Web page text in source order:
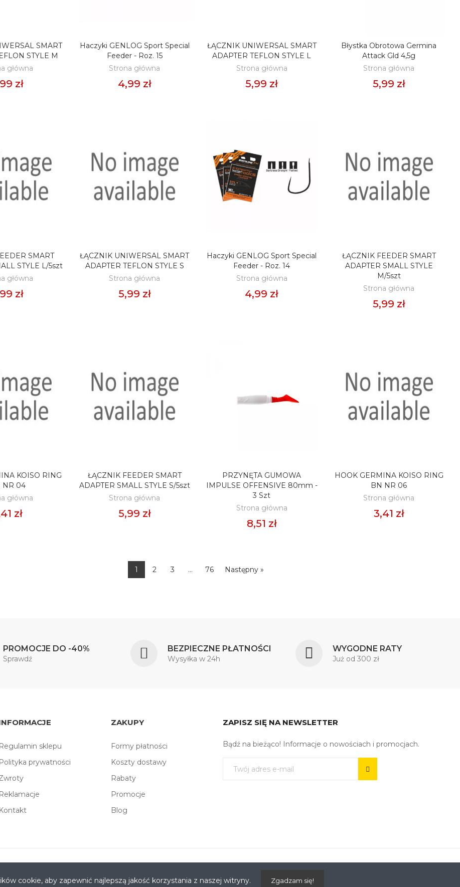
KOSZYKASMART
STYLE M
główna
zł
DODAJ DO KOSZYKA
Haczyki GENLOG Sport Special
Feeder - Roz. 15
Strona główna
4,99 zł
DODAJ DO KOSZYKA
ŁĄCZNIK UNIWERSAL SMART
ADAPTER TEFLON STYLE L
Strona główna
5,99 zł
DODAJ DO KOSZYKA
Błystka Obrotowa Germina
Attack Gld 4,5g
Strona główna
5,99 zł
KOSZYKA
SMART
STYLE L/5szt
główna
zł
DODAJ DO KOSZYKA
ŁĄCZNIK UNIWERSAL SMART
ADAPTER TEFLON STYLE S
Strona główna
5,99 zł
DODAJ DO KOSZYKA
Haczyki GENLOG Sport Special
Feeder - Roz. 14
Strona główna
4,99 zł
DODAJ DO KOSZYKA
ŁĄCZNIK FEEDER SMART
ADAPTER SMALL STYLE
M/5szt
Strona główna
5,99 zł
KOSZYKA
KOISO RING
NR 04
główna
zł
DODAJ DO KOSZYKA
ŁĄCZNIK FEEDER SMART
ADAPTER SMALL STYLE S/5szt
Strona główna
5,99 zł
DODAJ DO KOSZYKA
PRZYNĘTA GUMOWA
IMPULSE OFFENSIVE 80mm -
3 Szt
Strona główna
8,51 zł
DODAJ DO KOSZYKA
HOOK GERMINA KOISO RING
BN NR 06
Strona główna
3,41 zł
1 2 3 … 76 Następny »
PROMOCJE DO -40%
Sprawdź
BEZPIECZNE PŁATNOŚCI
Wysyłka w 24h
WYGODNE RATY
Już od 300 zł
Regulamin sklepu
Polityka prywatności
Reklamacje
Kontakt
ZAKUPY
Formy płatności
Koszty dostawy
Rabaty
Promocje
Blog
ZAPISZ SIĘ NA NEWSLETTER
Bądź na bieżąco! Informacje o nowościach i promocjach.
cookie, aby zapewnić najlepszą jakość korzystania z naszej witryny. Zgadzam się!